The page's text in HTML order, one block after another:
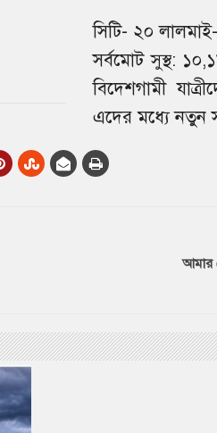
সিটি- ২০
সর্বমােট সুস্থ:
বিদেশগামী
এদের মধ্যে নতুন
আমার